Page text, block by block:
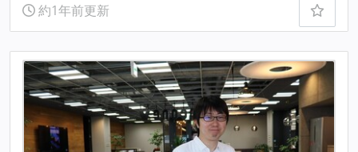
約1年前更新